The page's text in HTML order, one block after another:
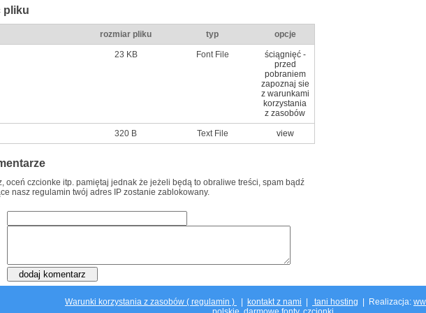
pliku
rozmiar pliku typ opcje
23 KB Font File
ściągnięć -
przed
pobraniem
zapoznaj sie
z warunkami
korzystania
z zasobów
320 B Text File view
oceń czcionke itp. pamiętaj jednak że jeżeli będą to obraliwe treści, spam bądź
nasz regulamin twój adres IP zostanie zablokowany.
Warunki korzystania z zasobów ( regulamin ) kontakt z nami tani hosting | Realizacja: